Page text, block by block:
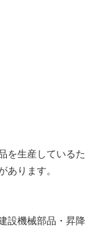
を生産しているた
ります。
設機械部品・昇降